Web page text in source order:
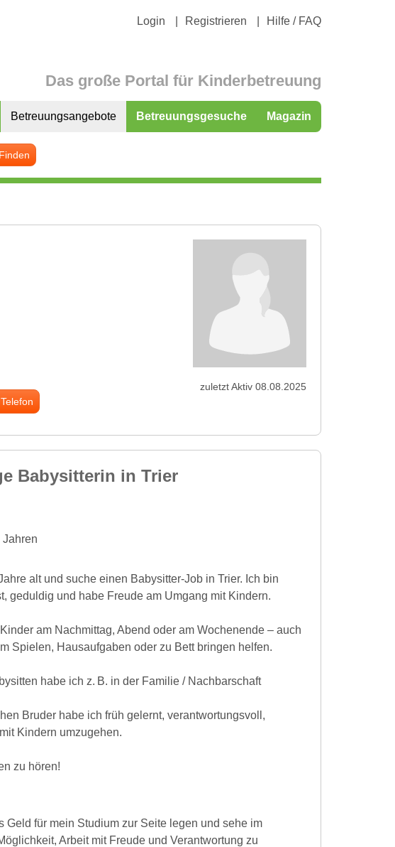
Login Registrieren Hilfe / FAQ
Das große Portal für Kinderbetreuung
Betreuungsangebote Betreuungsgesuche Magazin
Finden
Telefon
zuletzt Aktiv 08.08.2025
Babysitterin in Trier
Jahren
alt und suche einen Babysitter-Job in Trier. Ich bin
geduldig und habe Freude am Umgang mit Kindern.
am Nachmittag, Abend oder am Wochenende – auch
Spielen, Hausaufgaben oder zu Bett bringen helfen.
habe ich z. B. in der Familie / Nachbarschaft
Bruder habe ich früh gelernt, verantwortungsvoll,
Kindern umzugehen.
zu hören!
Geld für mein Studium zur Seite legen und sehe im
Arbeit mit Freude und Verantwortung zu